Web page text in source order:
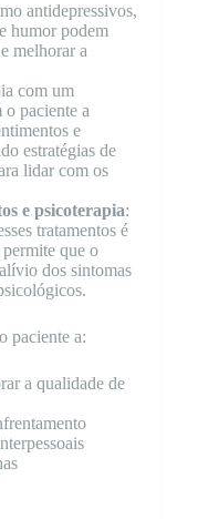
antidepressivos,
humor podem
melhorar a
com um
paciente a
e
estratégias de
lidar com os
e psicoterapia:
tratamentos é
que o
dos sintomas
paciente a:
a qualidade de